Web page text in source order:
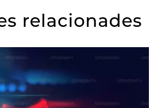
relacionades